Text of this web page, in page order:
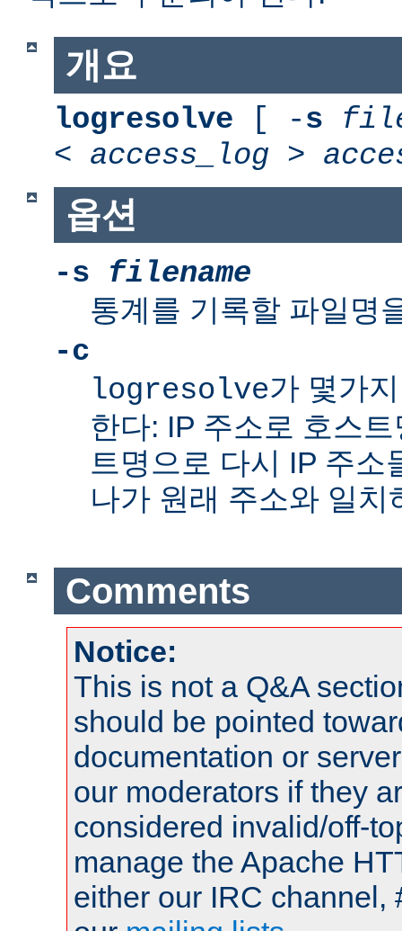
개요
logresolve [ -s
< access_log >
옵션
-s filename
통계를 기록할 파일명
-c
logresolve가 몇가
한다: IP 주소로 호스
트명으로 다시 IP 주소
나가 원래 주소와 일치
Comments
Notice:
This is not a Q&A
should be pointed
documentation or
our moderators if they
considered invalid/off-
manage the Apache
either our IRC channel,